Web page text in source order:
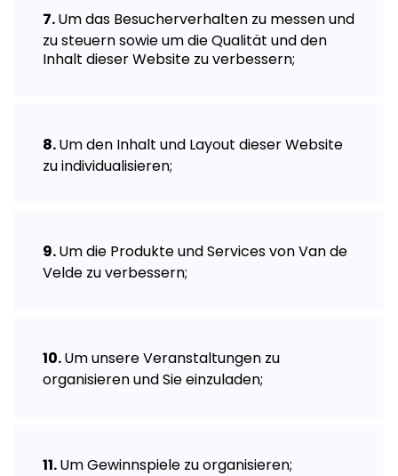
Um das Besucherverhalten zu messen und
zu steuern sowie um die Qualität und den
Inhalt dieser Website zu verbessern;
Um den Inhalt und Layout dieser Website
zu individualisieren;
Um die Produkte und Services von Van de
Velde zu verbessern;
Um unsere Veranstaltungen zu
organisieren und Sie einzuladen;
Um Gewinnspiele zu organisieren;